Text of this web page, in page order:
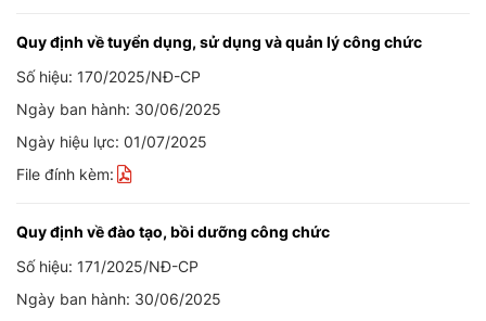
Quy định về tuyển dụng, sử dụng và quản lý công chức
Số hiệu: 170/2025/NĐ-CP
Ngày ban hành: 30/06/2025
Ngày hiệu lực: 01/07/2025
File đính kèm:
Quy định về đào tạo, bồi dưỡng công chức
Số hiệu: 171/2025/NĐ-CP
Ngày ban hành: 30/06/2025